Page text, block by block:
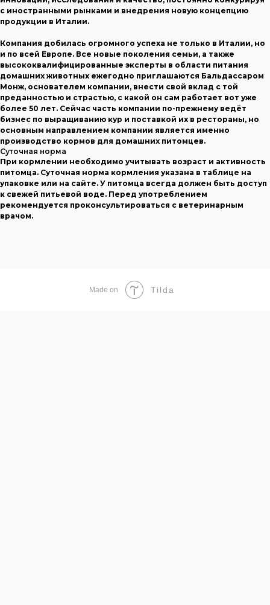
с иностранными рынками и внедрения новую концепцию
продукции в Италии.
Компания добилась огромного успеха не только в Италии, но
и по всей Европе. Все новые поколения семьи, а также
высококвалифицированные эксперты в области питания
домашних животных ежегодно приглашаются Бальдассаром
Монж, основателем компании, внести свой вклад с той
преданностью и страстью, с какой он сам работает вот уже
более 50 лет. Сейчас часть компании по-прежнему ведёт
бизнес по выращиванию кур и поставкой их в рестораны, но
основным направлением компании является именно
производство кормов для домашних питомцев.
Суточная норма
При кормлении необходимо учитывать возраст и активность
питомца. Суточная норма кормления указана в таблице на
упаковке или на сайте. У питомца всегда должен быть доступ
к свежей питьевой воде. Перед употреблением
рекомендуется проконсультироваться с ветеринарным
врачом.
Made on Tilda